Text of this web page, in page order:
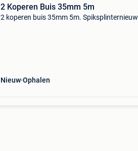
2 Koperen Buis 35mm 5m
2 koperen buis 35mm 5m. Spiksplinternieuw
Nieuw Ophalen